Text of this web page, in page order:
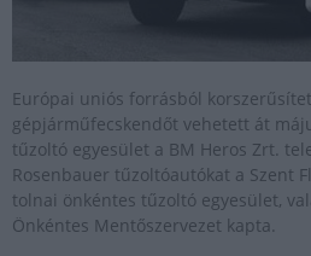
Európai uniós forrásból
gépjárműfecskendőt vehetett át
tűzoltó egyesület a BM Heros Zrt.
Rosenbauer tűzoltóautókat a Szent
tolnai önkéntes tűzoltó egyesület,
Önkéntes Mentőszervezet kapta.